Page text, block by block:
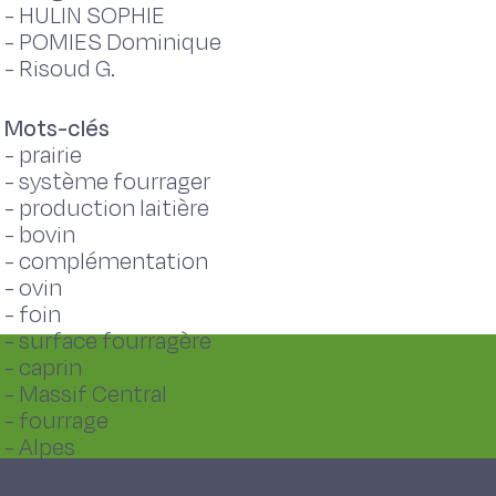
- HULIN SOPHIE
- POMIES Dominique
- Risoud G.
Mots-clés
- prairie
-système fourrager
- production laitière
- bovin
-complémentation
-ovin
- foin
-surface fourragère
- caprin
- Massif Central
- fourrage
-Alpes